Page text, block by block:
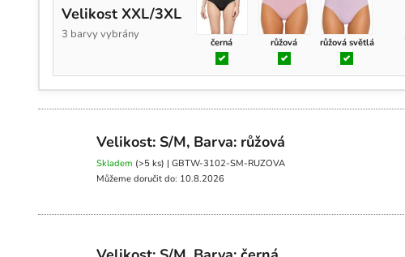
Velikost XXL/3XL
3 barvy vybrány
černá růžová růžová světlá
Velikost: S/M, Barva: růžová
Skladem (>5 ks) | GBTW-3102-SM-RUZOVA
Můžeme doručit do: 10.8.2026